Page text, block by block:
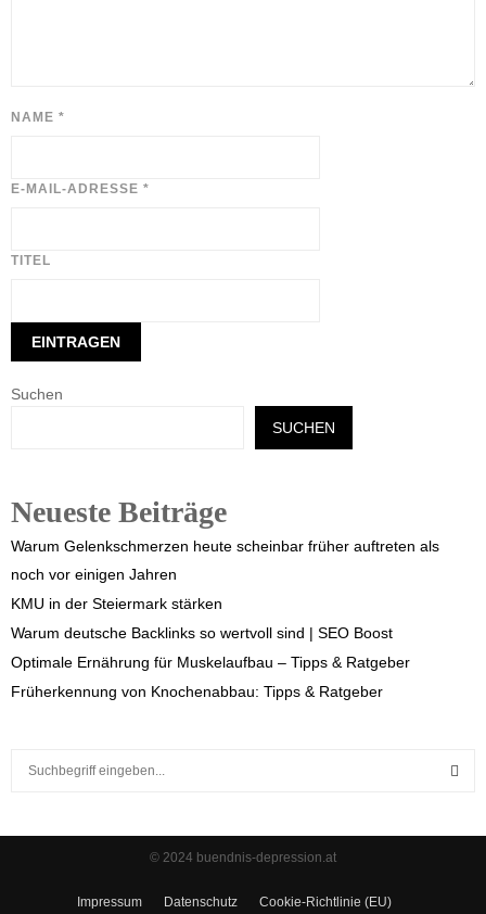
NAME *
E-MAIL-ADRESSE *
TITEL
Suchen
SUCHEN
Neueste Beiträge
Warum Gelenkschmerzen heute scheinbar früher auftreten als
noch vor einigen Jahren
KMU in der Steiermark stärken
Warum deutsche Backlinks so wertvoll sind | SEO Boost
Optimale Ernährung für Muskelaufbau – Tipps & Ratgeber
Früherkennung von Knochenabbau: Tipps & Ratgeber
© 2024 buendnis-depression.at
Impressum Datenschutz Cookie-Richtlinie (EU)